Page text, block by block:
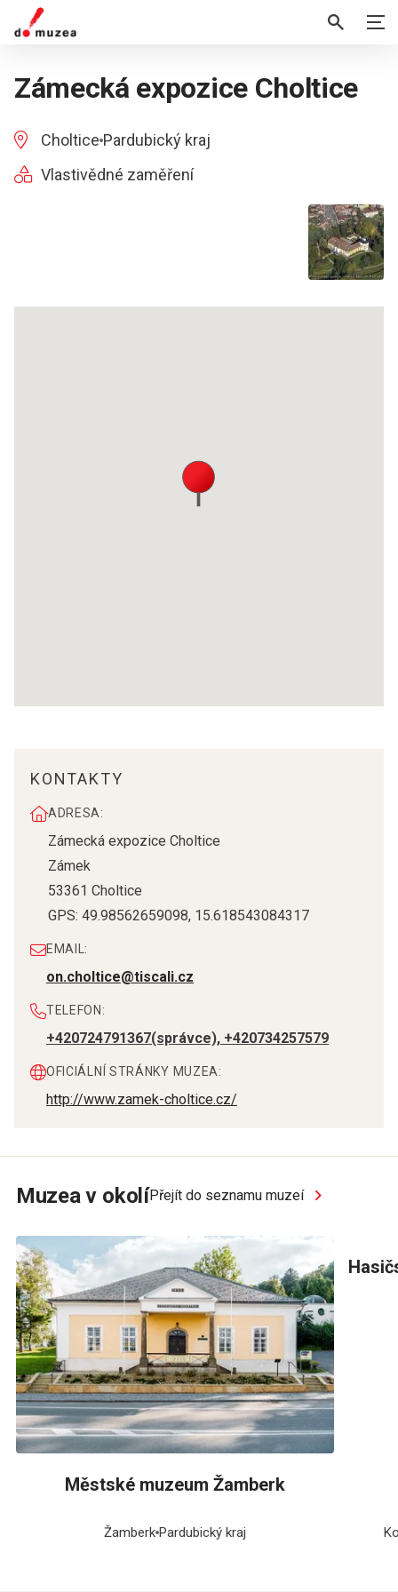
Zámecká expozice Choltice
Choltice Pardubický kraj
Vlastivědné zaměření
KONTAKTY
ADRESA:
Zámecká expozice Choltice
Zámek
53361 Choltice
GPS: 49.98562659098, 15.618543084317
EMAIL:
on.choltice@tiscali.cz
TELEFON:
+420724791367(správce), +420734257579
OFICIÁLNÍ STRÁNKY MUZEA:
http://www.zamek-choltice.cz/
Muzea v okolíPřejít do seznamu muzeí
Městské muzeum Žamberk
Žamberk Pardubický kraj